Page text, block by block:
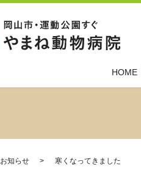
HOME
お知らせ 寒くなってきました